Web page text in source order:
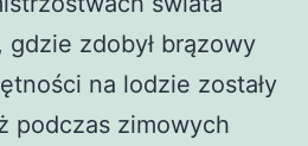
zdobył brązowy
na lodzie zostały
podczas zimowych